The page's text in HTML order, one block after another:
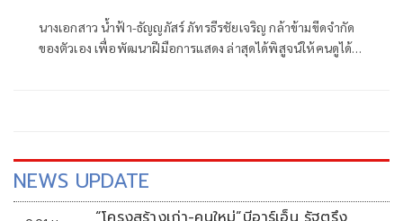
นางเอกสาว น้ำฟ้า-ธัญญภัสร์ ภัทรธีรชัยเจริญ กล้าข้ามขีดจำกัด
ของตัวเอง เพื่อพัฒนาฝีมือการแสดง ล่าสุดได้พิสูจน์ให้คนดูได้
NEWS UPDATE